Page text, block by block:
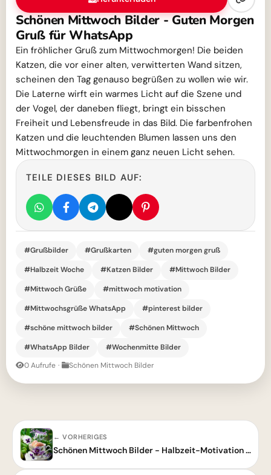
Schönen Mittwoch Bilder - Guten Morgen
Gruß für WhatsApp
Ein fröhlicher Gruß zum Mittwochmorgen! Die beiden
Katzen, die vor einer alten, verwitterten Wand sitzen,
scheinen den Tag genauso begrüßen zu wollen wie wir.
Die Laterne wirft ein warmes Licht auf die Szene und
der Vogel, der daneben fliegt, bringt ein bisschen
Freiheit und Lebensfreude in das Bild. Die farbenfrohen
Katzen und die leuchtenden Blumen lassen uns den
Mittwochmorgen in einem ganz neuen Licht sehen.
TEILE DIESES BILD AUF:
#Grußbilder #Grußkarten
#guten morgen gruß
#Halbzeit Woche
#Katzen Bilder
#Mittwoch Bilder
#Mittwoch Grüße
#mittwoch motivation
#Mittwochsgrüße WhatsApp
#pinterest bilder
#schöne mittwoch bilder
#Schönen Mittwoch
#WhatsApp Bilder
#Wochenmitte Bilder
0 Aufrufe · Schönen Mittwoch Bilder
← VORHERIGES
Schönen Mittwoch Bilder - Halbzeit-Motivation mit Blumen & Kaffee